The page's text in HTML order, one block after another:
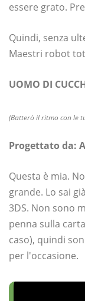
essere grato.
Quindi, senza
Maestri robot
UOMO DI
(Batterò il ritmo con le
Progettato da:
Questa è mia.
grande. Lo sai
3DS. Non sono
penna sulla
caso), quindi
per l'occasione.